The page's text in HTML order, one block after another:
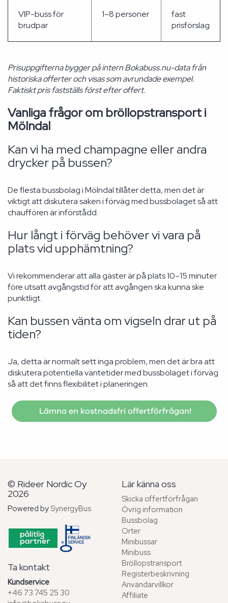
VIP-buss för
brudpar
1–8 personer
fast
prisförslag
Prisuppgifterna bygger på intern Bokabuss.nu-data från
historiska offerter och visas som avrundade exempel.
Faktiskt pris fastställs först efter offert.
Vanliga frågor om bröllopstransport i
Mölndal
Kan vi ha med champagne eller andra
drycker på bussen?
De flesta bussbolag i Mölndal tillåter detta, men det är
viktigt att diskutera saken i förväg med bussbolaget så att
chauffören är införstådd.
Hur långt i förväg behöver vi vara på
plats vid upphämtning?
Vi rekommenderar att alla gäster är på plats 10–15 minuter
före utsatt avgångstid för att avgången ska kunna ske
punktligt.
Kan bussen vänta om vigseln drar ut på
tiden?
Ja, detta är normalt sett inga problem, men det är bra att
diskutera potentiella väntetider med bussbolaget i förväg
så att det finns flexibilitet i planeringen.
Lämna en kostnadsfri offertförfrågan!
© Rideer Nordic Oy
2026
Powered by SynergyBus
Ta kontakt
Kundservice
+46 73 745 25 30
Lär känna oss
Skicka offertförfrågan
Övrig information
Bussbolag
Orter
Minibussar
Minibuss
Bröllopstransport
Registerbeskrivning
Användarvillkor
Affiliate